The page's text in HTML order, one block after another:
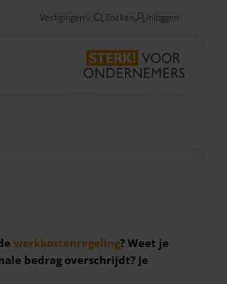
Vestigingen Zoeken Inloggen
Nieuws Werkkostenregeling 2022
werkkostenregeling? Weet je
bedrag overschrijdt? Je